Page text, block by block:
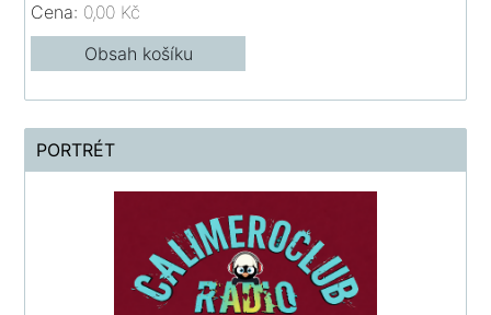
Cena: 0,00 Kč
Obsah košíku
PORTRÉT